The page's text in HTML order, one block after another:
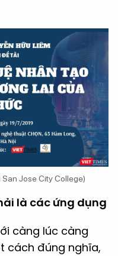
Jose City College)
là các ứng dụng
càng lúc càng
cách đúng nghĩa,